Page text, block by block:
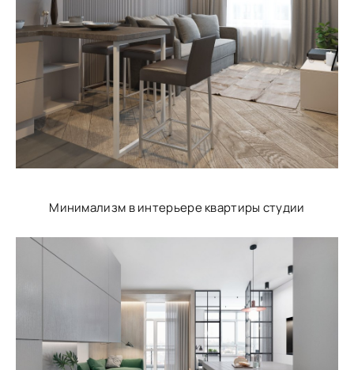
Минимализм в интерьере квартиры студии